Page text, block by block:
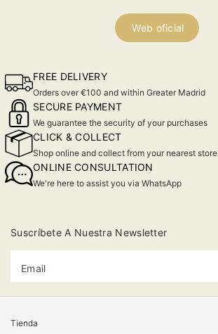
Web oficial
FREE DELIVERY
Orders over €100 and within Greater Madrid
SECURE PAYMENT
We guarantee the security of your purchases
CLICK & COLLECT
Shop online and collect from your nearest store
ONLINE CONSULTATION
We're here to assist you via WhatsApp
Suscríbete A Nuestra Newsletter
Email
Tienda